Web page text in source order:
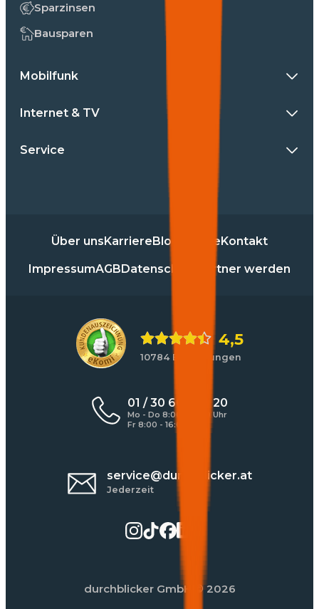
Sparzinsen
Bausparen
Mobilfunk
Internet & TV
Service
Über unsKarriereBlog PresseKontakt
ImpressumAGBDatenschutz Partner werden
4,5
10784 Bewertungen
01 / 30 60 900 20
Mo - Do 8:00 - 17:00 Uhr
Fr 8:00 - 16:00 Uhr
service@durchblicker.at
Jederzeit
durchblicker GmbH © 2026